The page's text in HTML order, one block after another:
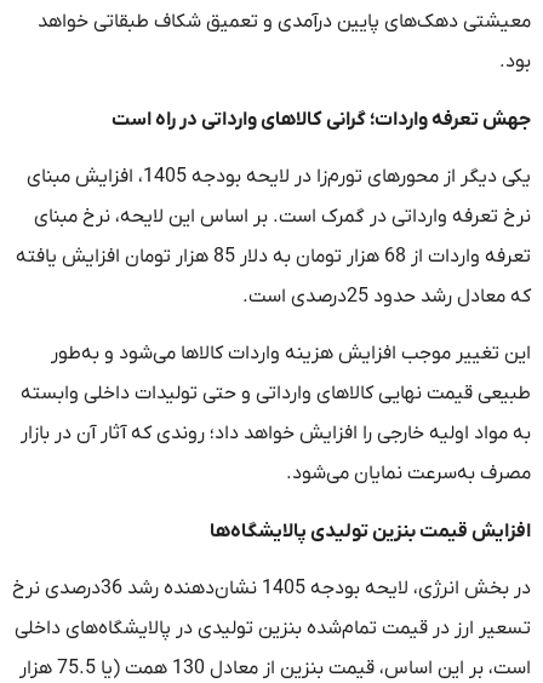
معیشتی دهک‌های پایین درآمدی و تعمیق شکاف طبقاتی خواهد
بود.
جهش تعرفه واردات؛ گرانی کالاهای وارداتی در راه است
یکی دیگر از محورهای تورم‌زا در لایحه بودجه 1405، افزایش مبنای
نرخ تعرفه وارداتی در گمرک است. بر اساس این لایحه، نرخ مبنای
تعرفه واردات از 68 هزار تومان به دلار 85 هزار تومان افزایش یافته
که معادل رشد حدود 25درصدی است.
این تغییر موجب افزایش هزینه واردات کالاها می‌شود و به‌طور
طبیعی قیمت نهایی کالاهای وارداتی و حتی تولیدات داخلی وابسته
به مواد اولیه خارجی را افزایش خواهد داد؛ روندی که آثار آن در بازار
مصرف به‌سرعت نمایان می‌شود.
افزایش قیمت بنزین تولیدی پالایشگاه‌ها
در بخش انرژی، لایحه بودجه 1405 نشان‌دهنده رشد 36درصدی نرخ
تسعیر ارز در قیمت تمام‌شده بنزین تولیدی در پالایشگاه‌های داخلی
است، بر این اساس، قیمت بنزین از معادل 130 همت (یا 75.5 هزار